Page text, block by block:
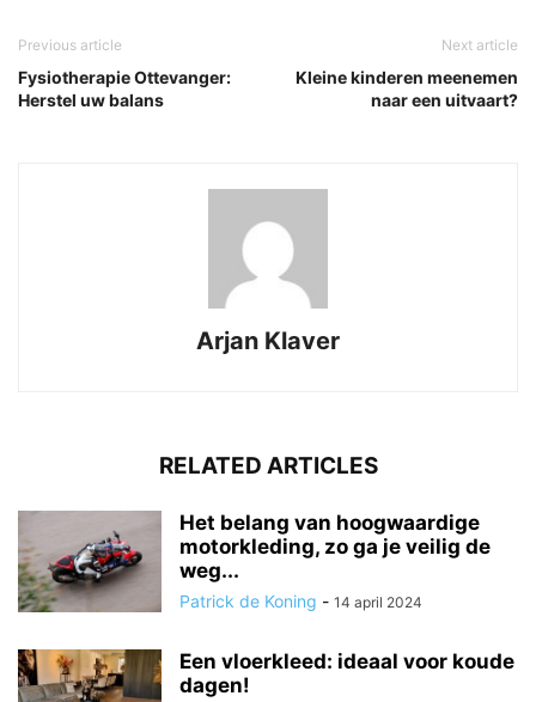
Previous article
Fysiotherapie Ottevanger:
Herstel uw balans
Next article
Kleine kinderen meenemen
naar een uitvaart?
Arjan Klaver
RELATED ARTICLES
Het belang van hoogwaardige
motorkleding, zo ga je veilig de
weg...
Patrick de Koning - 14 april 2024
Een vloerkleed: ideaal voor koude
dagen!